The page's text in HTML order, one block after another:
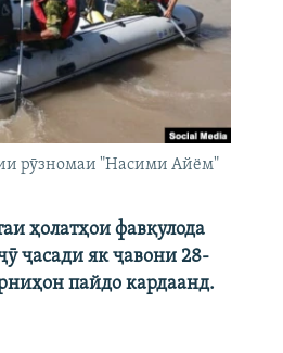
рӯзномаи "Насими Айём"
ҳолатҳои фавқулода
ҷасади як ҷавони 28-
пайдо кардаанд.